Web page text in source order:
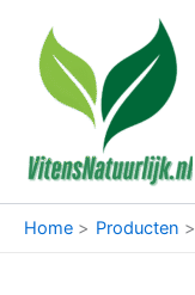
inhoud
Home Producten